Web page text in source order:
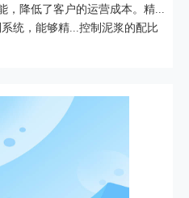
，降低了客户的运营成本。精...
统，能够精...控制泥浆的配比